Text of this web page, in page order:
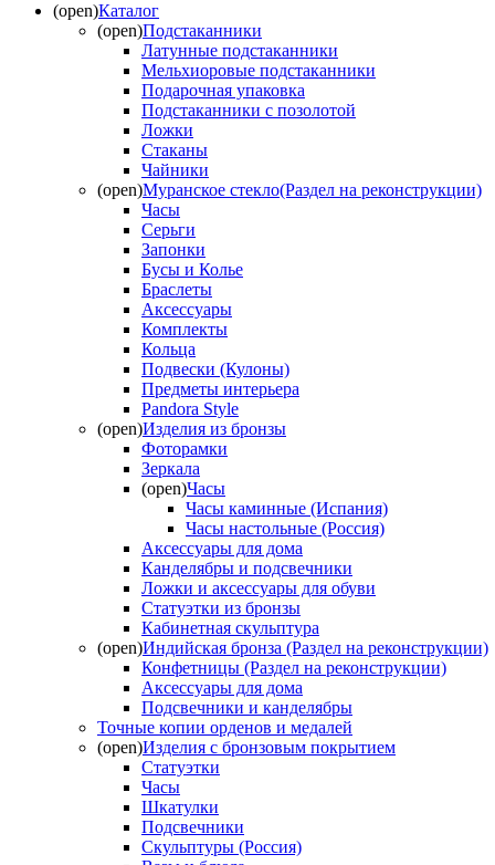
(open)Каталог
(open)Подстаканники
Латунные подстаканники
Мельхиоровые подстаканники
Подарочная упаковка
Подстаканники с позолотой
Ложки
Стаканы
Чайники
(open)Муранское стекло(Раздел на реконструкции)
Часы
Серьги
Запонки
Бусы и Колье
Браслеты
Аксессуары
Комплекты
Кольца
Подвески (Кулоны)
Предметы интерьера
Pandora Style
(open)Изделия из бронзы
Фоторамки
Зеркала
(open)Часы
Часы каминные (Испания)
Часы настольные (Россия)
Аксессуары для дома
Канделябры и подсвечники
Ложки и аксессуары для обуви
Статуэтки из бронзы
Кабинетная скульптура
(open)Индийская бронза (Раздел на реконструкции)
Конфетницы (Раздел на реконструкции)
Аксессуары для дома
Подсвечники и канделябры
Точные копии орденов и медалей
(open)Изделия с бронзовым покрытием
Статуэтки
Часы
Шкатулки
Подсвечники
Скульптуры (Россия)